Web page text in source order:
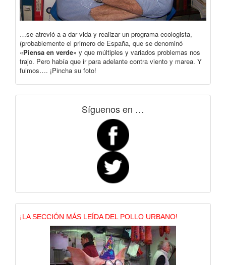
…se atrevió a a dar vida y realizar un programa ecologista,
(probablemente el primero de España, que se denominó
«Piensa en verde» y que múltiples y variados problemas nos
trajo. Pero había que ir para adelante contra viento y marea. Y
fuimos…. ¡Pincha su foto!
Síguenos en …
¡LA SECCIÓN MÁS LEÍDA DEL POLLO URBANO!